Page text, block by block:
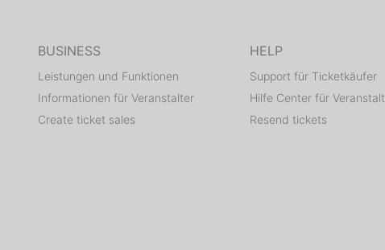
BUSINESS
Leistungen und Funktionen
Informationen für Veranstalter
Create ticket sales
HELP
Support für Ticketkäufer
Hilfe Center für
Resend tickets